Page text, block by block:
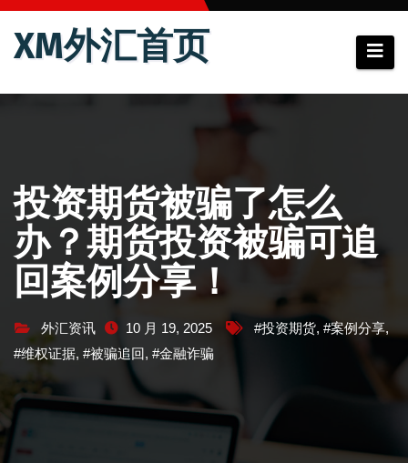
跳
XM外汇首页
投资期货被骗了怎么
办？期货投资被骗可追
回案例分享！
外汇资讯 10 月 19, 2025 #投资期货, #案例分享,
#维权证据, #被骗追回, #金融诈骗